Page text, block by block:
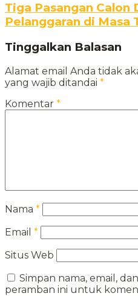
Tiga Pasangan Calon
Pelanggaran di Masa
Tinggalkan Balasan
Alamat email Anda tidak
yang wajib ditandai *
Komentar *
Nama *
Email *
Situs Web
Simpan nama, email,
peramban ini untuk